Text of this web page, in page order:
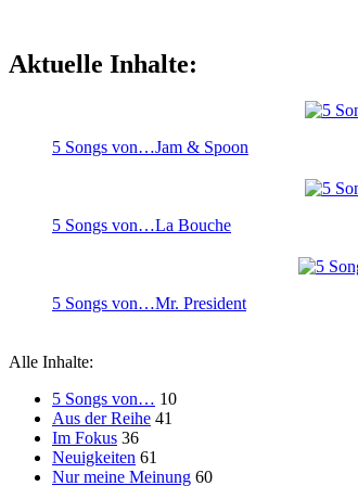
Aktuelle Inhalte:
5 Songs von…Jam & Spoon
5 Songs von…La Bouche
5 Songs von…Mr. President
Alle Inhalte:
5 Songs von… 10
Aus der Reihe 41
Im Fokus 36
Neuigkeiten 61
Nur meine Meinung 60